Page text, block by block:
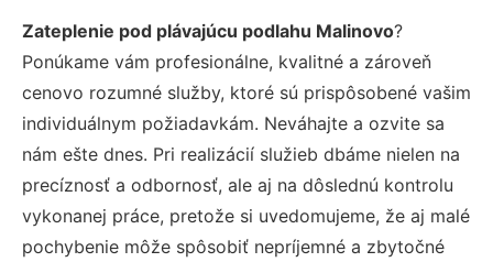
Zateplenie pod plávajúcu podlahu Malinovo?
Ponúkame vám profesionálne, kvalitné a zároveň
cenovo rozumné služby, ktoré sú prispôsobené vašim
individuálnym požiadavkám. Neváhajte a ozvite sa
nám ešte dnes. Pri realizácií služieb dbáme nielen na
precíznosť a odbornosť, ale aj na dôslednú kontrolu
vykonanej práce, pretože si uvedomujeme, že aj malé
pochybenie môže spôsobiť nepríjemné a zbytočné